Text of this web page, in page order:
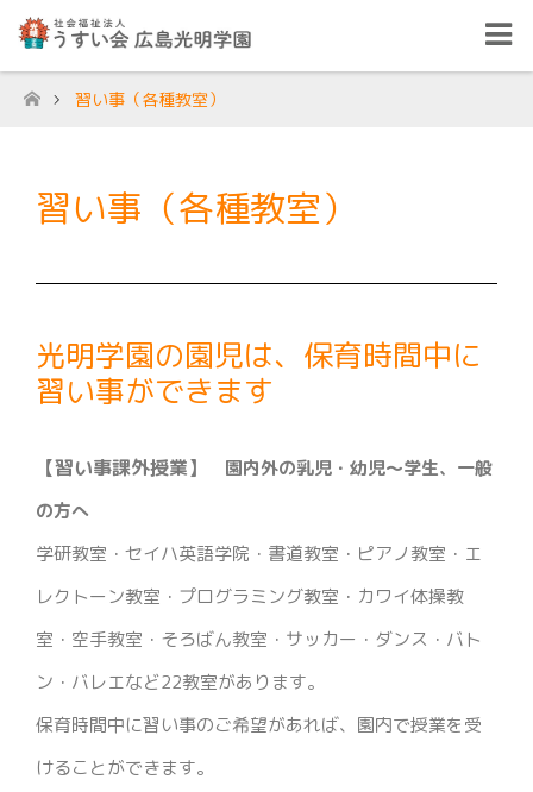
ホーム
習い事（各種教室）
習い事（各種教室）
光明学園の園児は、保育時間中に
習い事ができます
【習い事課外授業】
園内外の乳児・幼児～学生、一般
の方へ
学研教室・セイハ英語学院・書道教室・ピアノ教室・エ
レクトーン教室・プログラミング教室・カワイ体操教
室・空手教室・そろばん教室・サッカー・ダンス・バト
ン・バレエなど22教室があります。
保育時間中に習い事のご希望があれば、園内で授業を受
けることができます。